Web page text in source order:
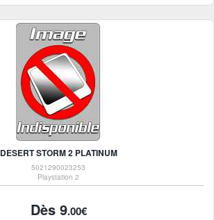
DESERT STORM 2 PLATINUM
5021290023253
Playstation 2
Dès 9.00€